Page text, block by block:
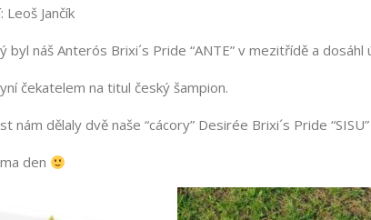
Leoš Jančík
byl náš Anterós Brixi´s Pride “ANTE” v mezitřídě a
čekatelem na titul český šampion.
nám dělaly dvě naše “cácory” Desirée Brixi´s Pride
den